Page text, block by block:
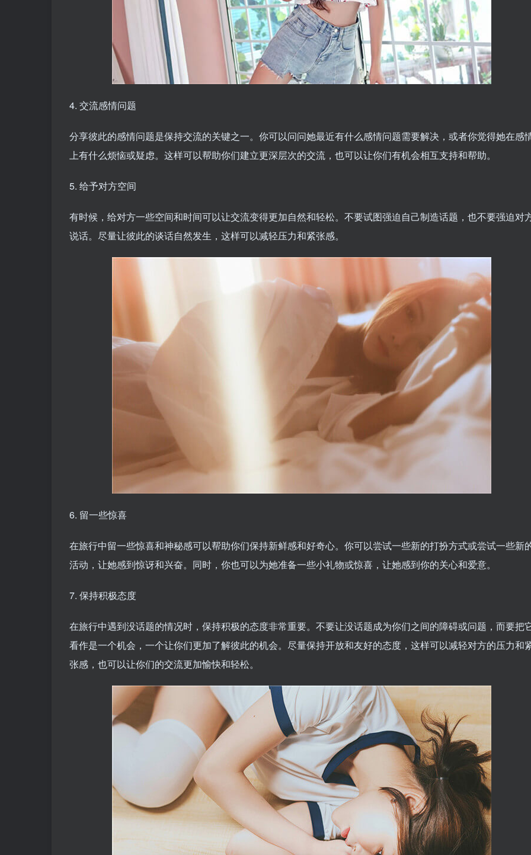
4. 交流感情问题
分享彼此的感情问题是保持交流的关键之一。你可以问问她最近有什么感情问题需要解决，或者你觉得她在感
上有什么烦恼或疑虑。这样可以帮助你们建立更深层次的交流，也可以让你们有机会相互支持和帮助。
5. 给予对方空间
有时候，给对方一些空间和时间可以让交流变得更加自然和轻松。不要试图强迫自己制造话题，也不要强迫对
说话。尽量让彼此的谈话自然发生，这样可以减轻压力和紧张感。
6. 留一些惊喜
在旅行中留一些惊喜和神秘感可以帮助你们保持新鲜感和好奇心。你可以尝试一些新的打扮方式或尝试一些新
活动，让她感到惊讶和兴奋。同时，你也可以为她准备一些小礼物或惊喜，让她感到你的关心和爱意。
7. 保持积极态度
在旅行中遇到没话题的情况时，保持积极的态度非常重要。不要让没话题成为你们之间的障碍或问题，而要把
看作是一个机会，一个让你们更加了解彼此的机会。尽量保持开放和友好的态度，这样可以减轻对方的压力和
张感，也可以让你们的交流更加愉快和轻松。